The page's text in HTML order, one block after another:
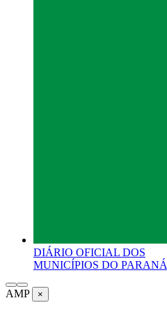
DIÁRIO OFICIAL DOS
MUNICÍPIOS DO PARANÁ
AMP ×